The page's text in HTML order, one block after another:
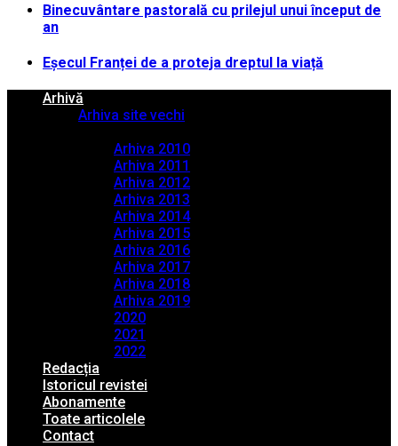
Binecuvântare pastorală cu prilejul unui început de
an
Eșecul Franței de a proteja dreptul la viață
Arhivă
Arhiva site vechi
Arhiva 2010
Arhiva 2011
Arhiva 2012
Arhiva 2013
Arhiva 2014
Arhiva 2015
Arhiva 2016
Arhiva 2017
Arhiva 2018
Arhiva 2019
2020
2021
2022
Redacția
Istoricul revistei
Abonamente
Toate articolele
Contact